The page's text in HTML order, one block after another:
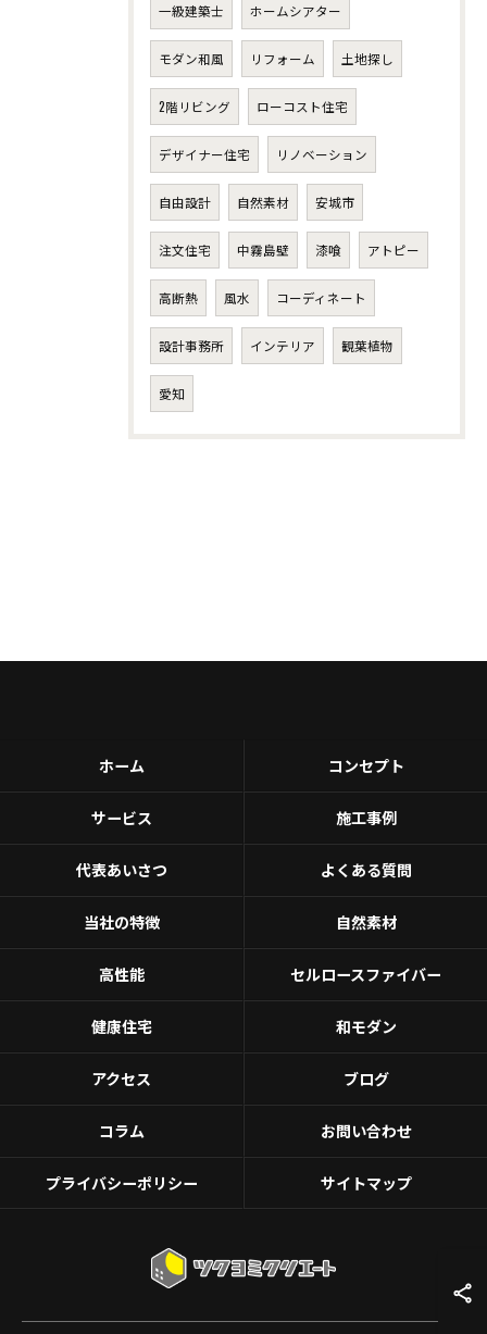
一級建築士 ホームシアター
モダン和風 リフォーム 土地探し
2階リビング ローコスト住宅
デザイナー住宅 リノベーション
自由設計 自然素材 安城市
注文住宅 中霧島壁 漆喰 アトピー
高断熱 風水 コーディネート
設計事務所 インテリア 観葉植物
愛知
ホーム コンセプト
サービス 施工事例
代表あいさつ よくある質問
当社の特徴 自然素材
高性能 セルロースファイバー
健康住宅 和モダン
アクセス ブログ
コラム お問い合わせ
プライバシーポリシー サイトマップ